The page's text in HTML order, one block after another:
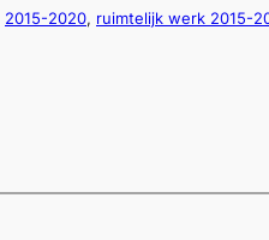
2015-2020, ruimtelijk werk 2015-